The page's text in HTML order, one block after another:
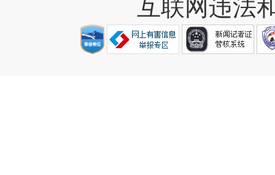
互联网违法